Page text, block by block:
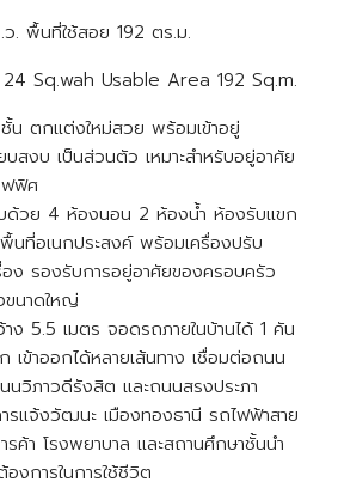
. พื้นที่ใช้สอย 192 ตร.ม.
Sq.wah Usable Area 192 Sq.m.
น ตกแต่งใหม่สวย พร้อมเข้าอยู่
บสงบ เป็นส่วนตัว เหมาะสำหรับอยู่อาศัย
ฟฟิศ
บด้วย 4 ห้องนอน 2 ห้องน้ำ ห้องรับแขก
นที่อเนกประสงค์ พร้อมเครื่องปรับ
ง รองรับการอยู่อาศัยของครอบครัว
นาดใหญ่
ง 5.5 เมตร จอดรถภายในบ้านได้ 1 คัน
เข้าออกได้หลายเส้นทาง เชื่อมต่อถนน
วิภาวดีรังสิต และถนนสรงประภา
รแจ้งวัฒนะ เมืองทองธานี รถไฟฟ้าสาย
ค้า โรงพยาบาล และสถานศึกษาชั้นนำ
งการในการใช้ชีวิต